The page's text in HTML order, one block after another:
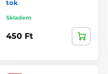
tok
Skladem
450 Ft